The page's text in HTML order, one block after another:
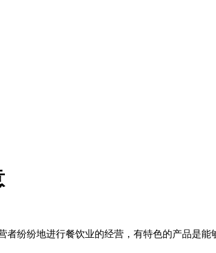
纷纷地进行餐饮业的经营，有特色的产品是